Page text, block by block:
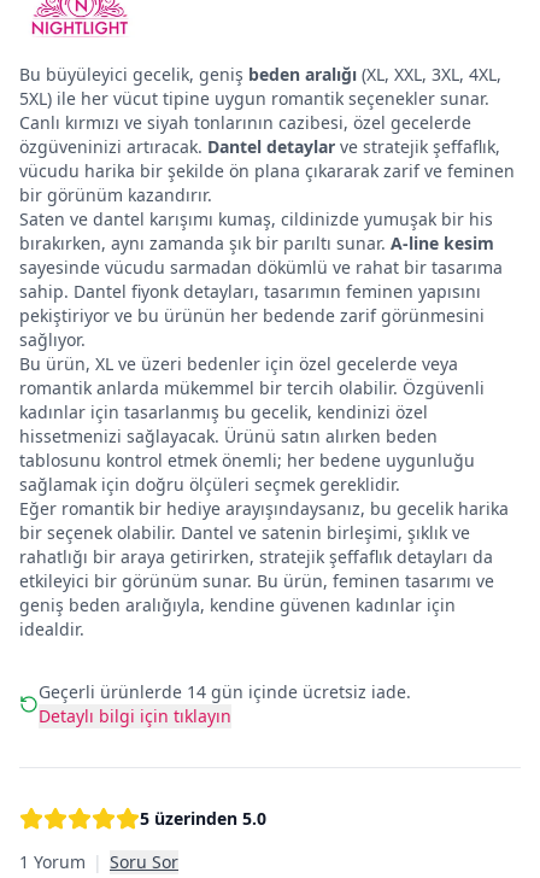
Bu büyüleyici gecelik, geniş beden aralığı (XL, XXL, 3XL, 4XL,
5XL) ile her vücut tipine uygun romantik seçenekler sunar.
Canlı kırmızı ve siyah tonlarının cazibesi, özel gecelerde
özgüveninizi artıracak. Dantel detaylar ve stratejik şeffaflık,
vücudu harika bir şekilde ön plana çıkararak zarif ve feminen
bir görünüm kazandırır.
Saten ve dantel karışımı kumaş, cildinizde yumuşak bir his
bırakırken, aynı zamanda şık bir parıltı sunar. A-line kesim
sayesinde vücudu sarmadan dökümlü ve rahat bir tasarıma
sahip. Dantel fiyonk detayları, tasarımın feminen yapısını
pekiştiriyor ve bu ürünün her bedende zarif görünmesini
sağlıyor.
Bu ürün, XL ve üzeri bedenler için özel gecelerde veya
romantik anlarda mükemmel bir tercih olabilir. Özgüvenli
kadınlar için tasarlanmış bu gecelik, kendinizi özel
hissetmenizi sağlayacak. Ürünü satın alırken beden
tablosunu kontrol etmek önemli; her bedene uygunluğu
sağlamak için doğru ölçüleri seçmek gereklidir.
Eğer romantik bir hediye arayışındaysanız, bu gecelik harika
bir seçenek olabilir. Dantel ve satenin birleşimi, şıklık ve
rahatlığı bir araya getirirken, stratejik şeffaflık detayları da
etkileyici bir görünüm sunar. Bu ürün, feminen tasarımı ve
geniş beden aralığıyla, kendine güvenen kadınlar için
idealdir.
Geçerli ürünlerde 14 gün içinde ücretsiz iade.
Detaylı bilgi için tıklayın
5 üzerinden 5.0
1 Yorum | Soru Sor